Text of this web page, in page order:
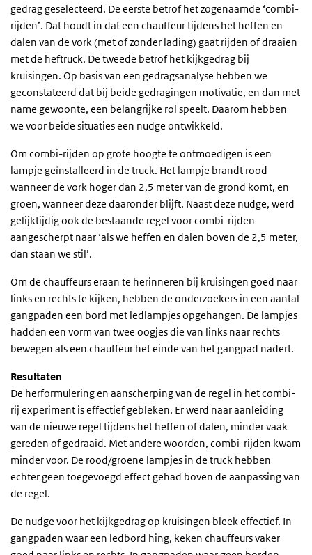
gedrag geselecteerd. De eerste betrof het zogenaamde ‘combi-
rijden’. Dat houdt in dat een chauffeur tijdens het heffen en
dalen van de vork (met of zonder lading) gaat rijden of draaien
met de heftruck. De tweede betrof het kijkgedrag bij
kruisingen. Op basis van een gedragsanalyse hebben we
geconstateerd dat bij beide gedragingen motivatie, en dan met
name gewoonte, een belangrijke rol speelt. Daarom hebben
we voor beide situaties een nudge ontwikkeld.
Om combi-rijden op grote hoogte te ontmoedigen is een
lampje geïnstalleerd in de truck. Het lampje brandt rood
wanneer de vork hoger dan 2,5 meter van de grond komt, en
groen, wanneer deze daaronder blijft. Naast deze nudge, werd
gelijktijdig ook de bestaande regel voor combi-rijden
aangescherpt naar ‘als we heffen en dalen boven de 2,5 meter,
dan staan we stil’.
Om de chauffeurs eraan te herinneren bij kruisingen goed naar
links en rechts te kijken, hebben de onderzoekers in een aantal
gangpaden een bord met ledlampjes opgehangen. De lampjes
hadden een vorm van twee oogjes die van links naar rechts
bewegen als een chauffeur het einde van het gangpad nadert.
Resultaten
De herformulering en aanscherping van de regel in het combi-
rij experiment is effectief gebleken. Er werd naar aanleiding
van de nieuwe regel tijdens het heffen of dalen, minder vaak
gereden of gedraaid. Met andere woorden, combi-rijden kwam
minder voor. De rood/groene lampjes in de truck hebben
echter geen toegevoegd effect gehad boven de aanpassing van
de regel.
De nudge voor het kijkgedrag op kruisingen bleek effectief. In
gangpaden waar een ledbord hing, keken chauffeurs vaker